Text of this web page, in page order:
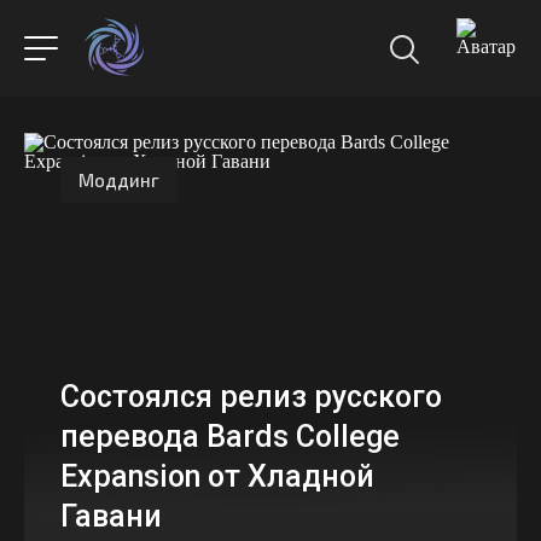
Моддинг
Состоялся релиз русского
перевода Bards College
Expansion от Хладной
Гавани